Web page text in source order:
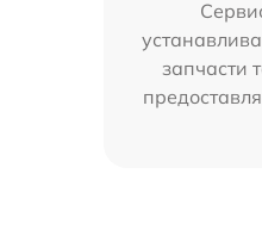
запчасти